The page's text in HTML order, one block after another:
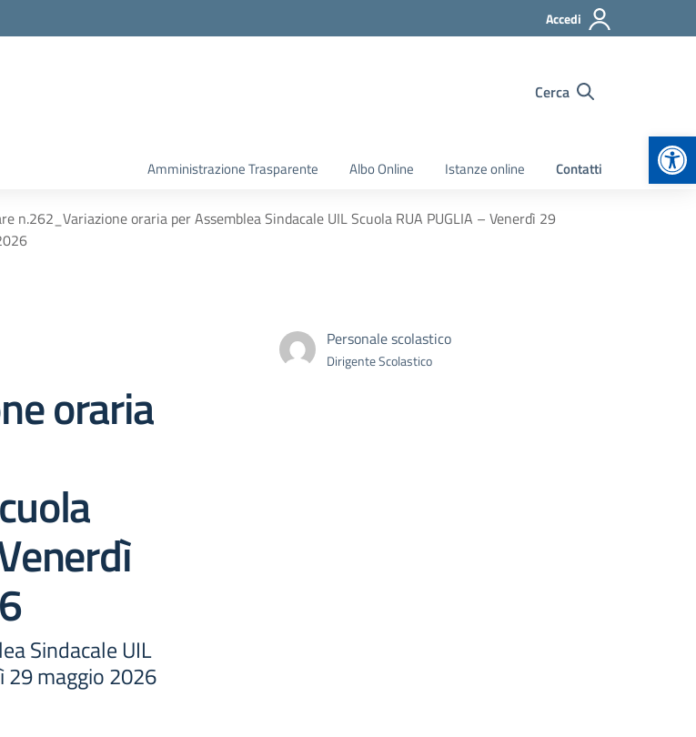
Accedi
Cerca
Amministrazione Trasparente Albo Online Istanze online Contatti
n.262_Variazione oraria per Assemblea Sindacale UIL Scuola RUA PUGLIA – Venerdì 29
oraria
Sindacale UIL
29 maggio 2026
Personale scolastico
Dirigente Scolastico